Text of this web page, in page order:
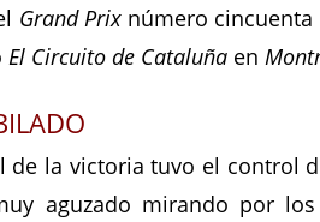
Grand Prixnúmero cincuenta
El Circuito de Cataluña en
de la victoria tuvo el control
aguzado mirando por